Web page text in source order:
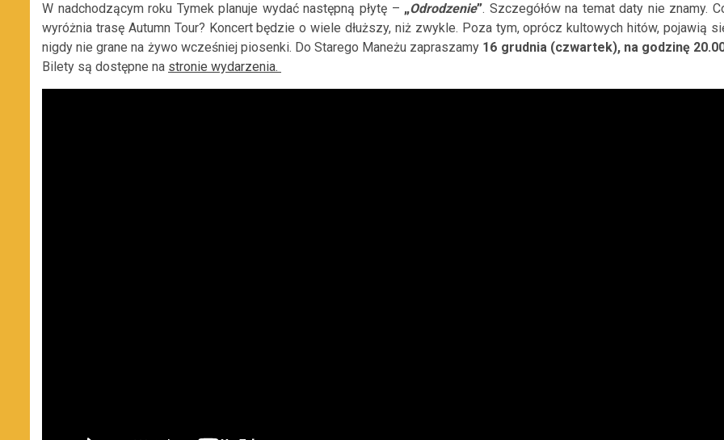
W nadchodzącym roku Tymek planuje wydać następną płytę – „Odrodzenie”. Szczegółów na temat daty nie znamy.
wyróżnia trasę Autumn Tour? Koncert będzie o wiele dłuższy, niż zwykle. Poza tym, oprócz kultowych hitów, pojawią
nigdy nie grane na żywo wcześniej piosenki. Do Starego Maneżu zapraszamy 16 grudnia (czwartek), na godzinę
Bilety są dostępne na stronie wydarzenia.